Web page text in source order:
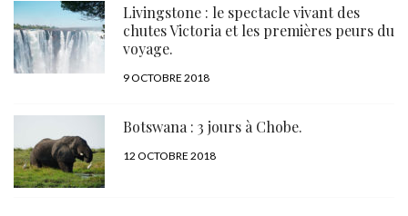
Livingstone : le spectacle vivant des
chutes Victoria et les premières peurs du
voyage.
PUBLIÉ
9 OCTOBRE 2018
Botswana : 3 jours à Chobe.
PUBLIÉ
12 OCTOBRE 2018